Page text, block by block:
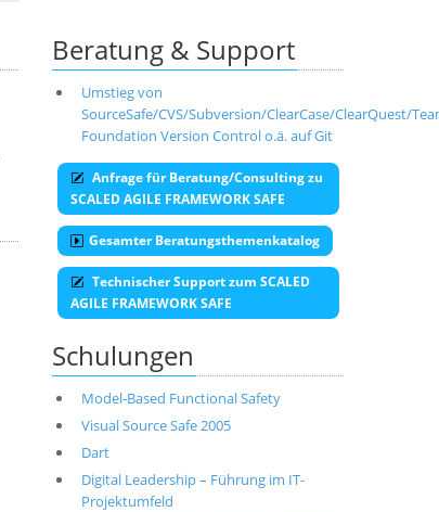
Beratung & Support
Umstieg von
SourceSafe/CVS/Subversion/ClearCase/ClearQuest/
Foundation Version Control o.ä. auf Git
Anfrage für Beratung/Consulting zu
SCALED AGILE FRAMEWORK SAFE
Gesamter Beratungsthemenkatalog
Technischer Support zum SCALED
AGILE FRAMEWORK SAFE
Schulungen
Model-Based Functional Safety
Visual Source Safe 2005
Dart
Digital Leadership – Führung im IT-
Projektumfeld